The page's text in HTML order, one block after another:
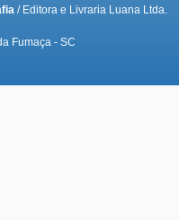
/ Editora e Livraria Luana Ltda.
Fumaça - SC